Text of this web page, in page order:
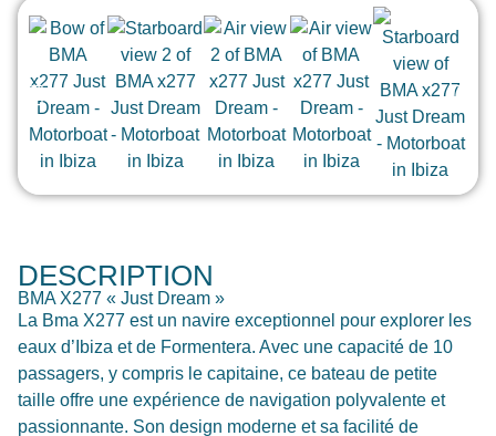
DESCRIPTION
BMA X277 « Just Dream »
La Bma X277 est un navire exceptionnel pour explorer les
eaux d’Ibiza et de Formentera. Avec une capacité de 10
passagers, y compris le capitaine, ce bateau de petite
taille offre une expérience de navigation polyvalente et
passionnante. Son design moderne et sa facilité de